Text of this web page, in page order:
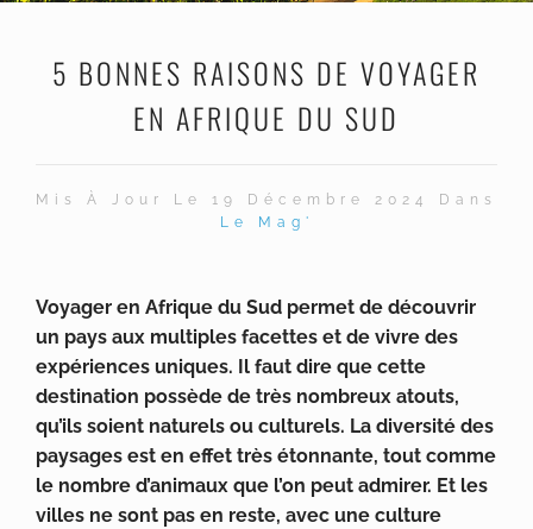
5 BONNES RAISONS DE VOYAGER
EN AFRIQUE DU SUD
Mis À Jour Le 19 Décembre 2024 Dans
Le Mag'
Voyager en Afrique du Sud permet de découvrir
un pays aux multiples facettes et de vivre des
expériences uniques. Il faut dire que cette
destination possède de très nombreux atouts,
qu’ils soient naturels ou culturels. La diversité des
paysages est en effet très étonnante, tout comme
le nombre d’animaux que l’on peut admirer. Et les
villes ne sont pas en reste, avec une culture